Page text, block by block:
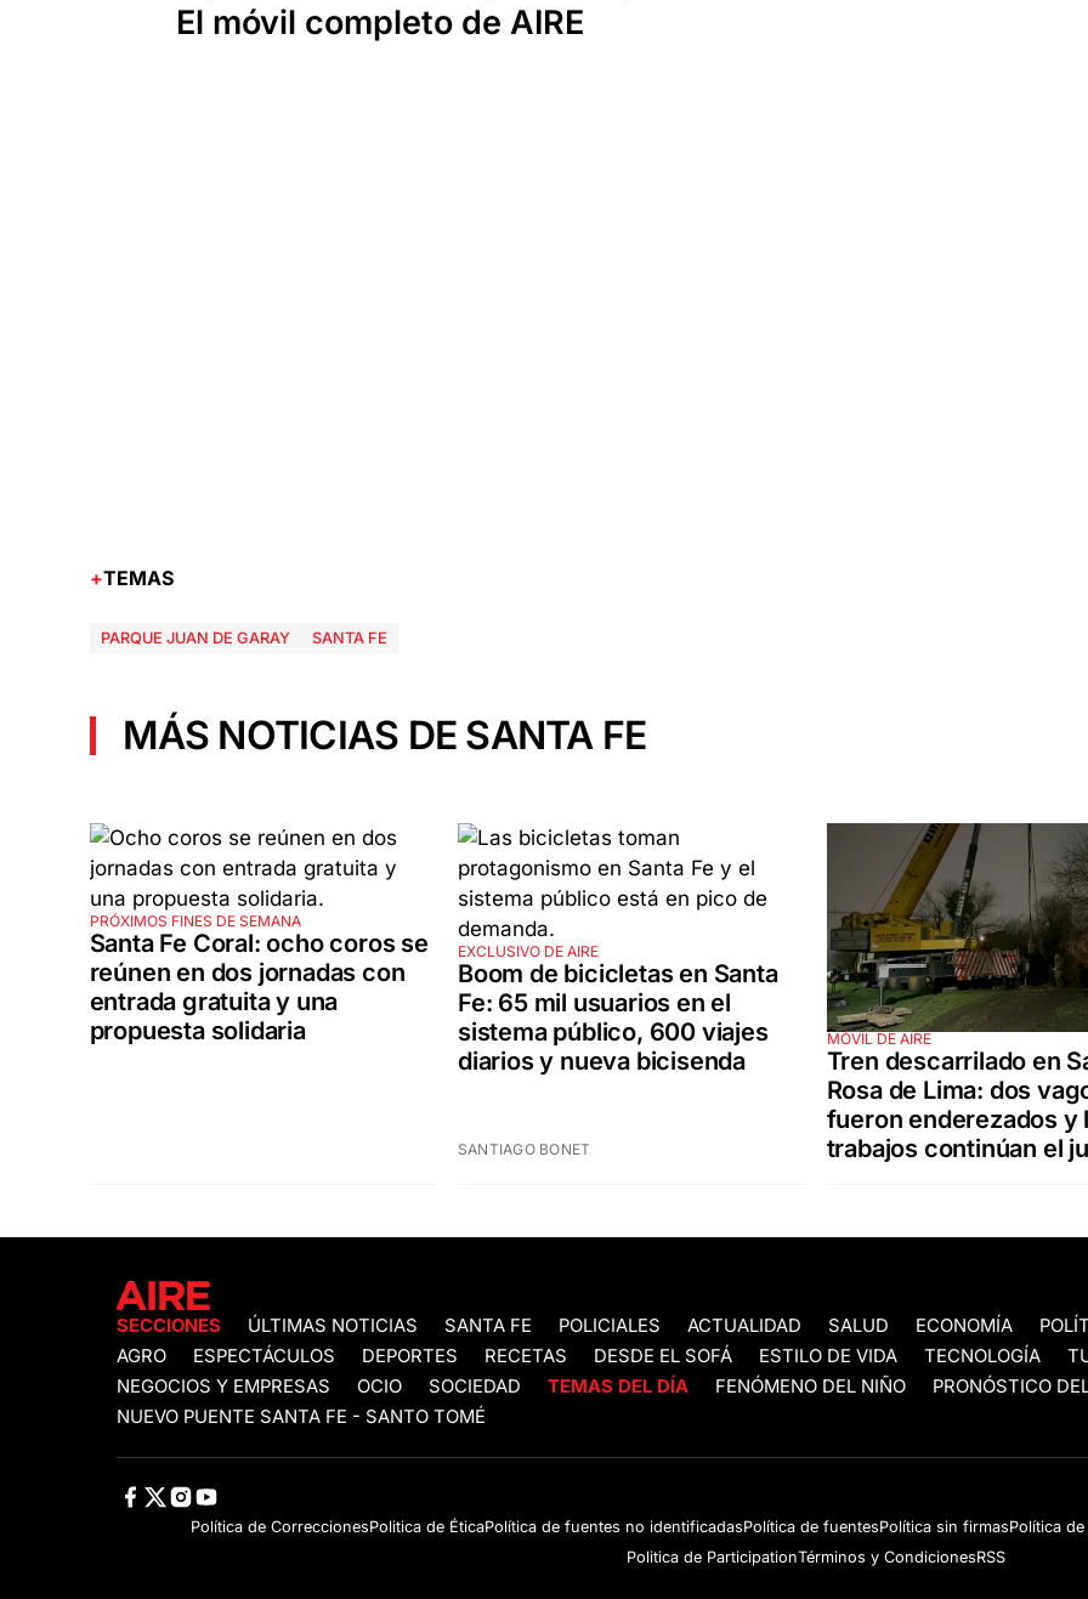
El móvil completo de AIRE
TEMAS
PARQUE JUAN DE GARAY SANTA FE
MÁS NOTICIAS DE SANTA FE
PRÓXIMOS FINES DE SEMANA
Santa Fe Coral: ocho coros se
reúnen en dos jornadas con
entrada gratuita y una
propuesta solidaria
EXCLUSIVO DE AIRE
Boom de bicicletas en Santa
Fe: 65 mil usuarios en el
sistema público, 600 viajes
diarios y nueva bicisenda
SANTIAGO BONET
MÓVIL DE AIRE
Tren descarrilado en
Rosa de Lima: dos
fueron enderezados y
trabajos continúan el
SECCIONES ÚLTIMAS NOTICIAS SANTA FE POLICIALES ACTUALIDAD SALUD ECONOMÍA
AGRO
ESPECTÁCULOS DEPORTES RECETAS DESDE EL SOFÁ ESTILO DE VIDA TECNOLOGÍA
NEGOCIOS Y EMPRESAS
OCIO SOCIEDAD TEMAS DEL DÍA FENÓMENO DEL NIÑO PRONÓSTICO
NUEVO PUENTE SANTA FE - SANTO TOMÉ
Política de CorreccionesPolitica de ÉticaPolítica de fuentes no identificadasPolítica de fuentesPolítica sin firmasPolítica
Politica de ParticipationTérminos y CondicionesRSS